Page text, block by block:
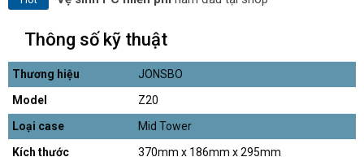
Thông số kỹ thuật
Thương hiệu
JONSBO
Model
Z20
Loại case
Mid Tower
Kích thước
370mm x 186mm x 295mm